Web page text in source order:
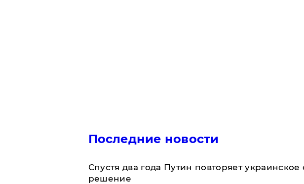
Последние новости
Спустя два года Путин повторяет украинское
решение